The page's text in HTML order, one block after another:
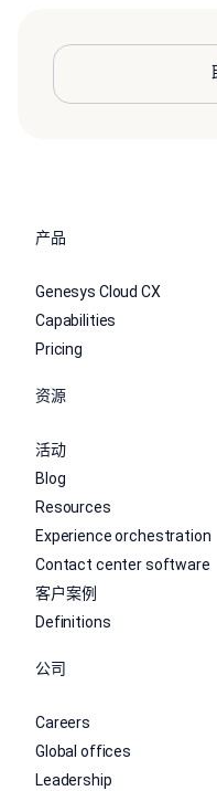
产品
Genesys Cloud CX
Capabilities
Pricing
资源
活动
Blog
Resources
Experience orchestration
Contact center software
客户案例
Definitions
公司
Careers
Global offices
Leadership